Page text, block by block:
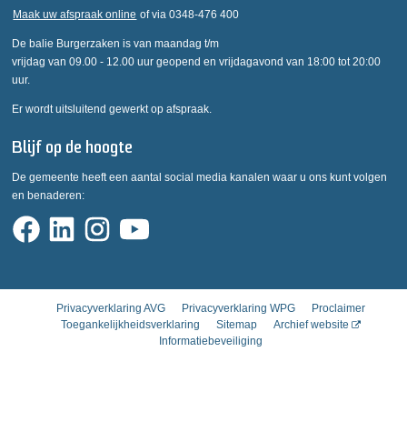
Maak uw afspraak online of via 0348-476 400
De balie Burgerzaken is van maandag t/m
vrijdag van 09.00 - 12.00 uur geopend en vrijdagavond van 18:00 tot 20:00
uur.
Er wordt uitsluitend gewerkt op afspraak.
Blijf op de hoogte
De gemeente heeft een aantal social media kanalen waar u ons kunt volgen
en benaderen:
Privacyverklaring AVG Privacyverklaring WPG
Proclaimer
Toegankelijkheidsverklaring
Sitemap
Archief website
Informatiebeveiliging